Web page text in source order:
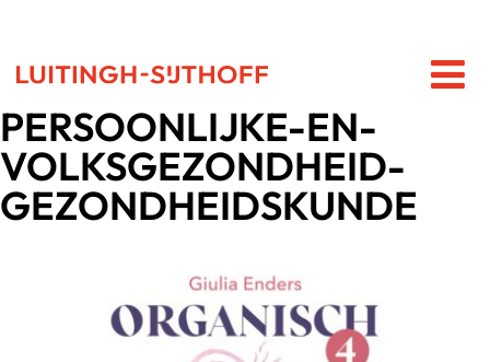
PERSOONLIJKE-EN-
VOLKSGEZONDHEID-
GEZONDHEIDSKUNDE